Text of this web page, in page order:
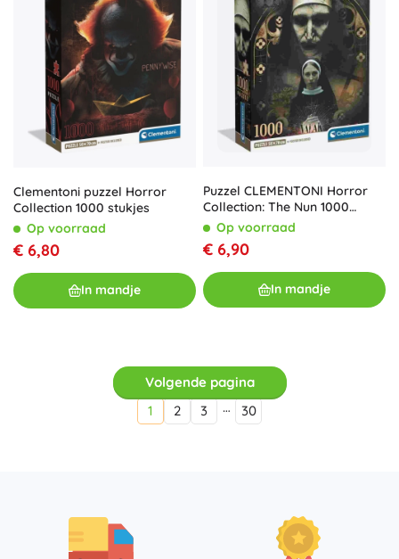
Clementoni puzzel Horror
Collection 1000 stukjes
Op voorraad
€ 6,80
In mandje
Puzzel CLEMENTONI Horror
Collection: The Nun 1000
stukjes
Op voorraad
€ 6,90
In mandje
Volgende pagina
1
2 3 … 30